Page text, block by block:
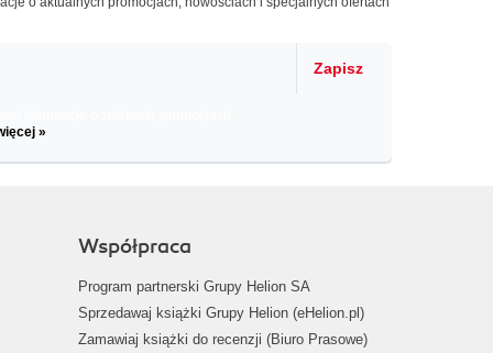
Zapisz
»
Współpraca
Program partnerski Grupy Helion SA
Sprzedawaj książki Grupy Helion (eHelion.pl)
Zamawiaj książki do recenzji (Biuro Prasowe)